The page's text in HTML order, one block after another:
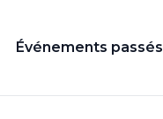
Événements passés